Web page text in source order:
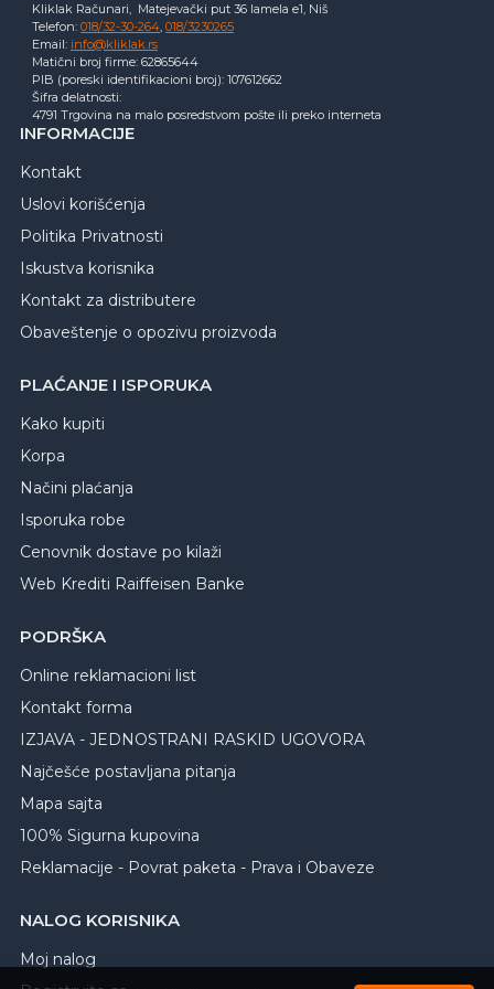
Kliklak Računari, Matejevački put 36 lamela e1, Niš
Telefon: 018/32-30-264, 018/3230265
Email: info@kliklak.rs
Matični broj firme: 62865644
PIB (poreski identifikacioni broj): 107612662
Šifra delatnosti:
4791 Trgovina na malo posredstvom pošte ili preko interneta
INFORMACIJE
Kontakt
Uslovi korišćenja
Politika Privatnosti
Iskustva korisnika
Kontakt za distributere
Obaveštenje o opozivu proizvoda
PLAĆANJE I ISPORUKA
Kako kupiti
Korpa
Načini plaćanja
Isporuka robe
Cenovnik dostave po kilaži
Web Krediti Raiffeisen Banke
PODRŠKA
Online reklamacioni list
Kontakt forma
IZJAVA - JEDNOSTRANI RASKID UGOVORA
Najčešće postavljana pitanja
Mapa sajta
100% Sigurna kupovina
Reklamacije - Povrat paketa - Prava i Obaveze
NALOG KORISNIKA
Moj nalog